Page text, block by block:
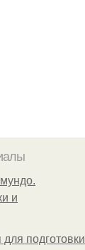
и
подготовки